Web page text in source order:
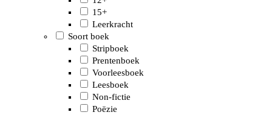
15+
Leerkracht
Soort boek
Stripboek
Prentenboek
Voorleesboek
Leesboek
Non-fictie
Poëzie